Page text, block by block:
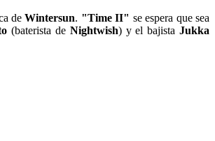
deWintersun. "Time II" se espera que sea
(baterista de Nightwish) y el bajistaJukka